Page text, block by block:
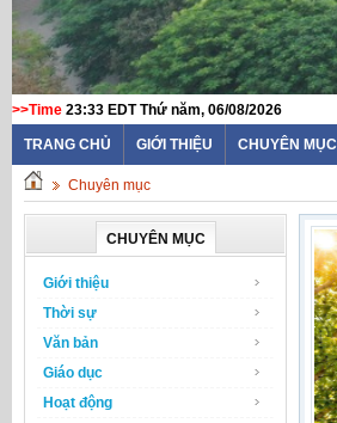
>>Time 23:33 EDT Thứ năm, 06/08/2026
TRANG CHỦ
GIỚI THIỆU CHUYÊN MỤC
Chuyên mục
CHUYÊN MỤC
Giới thiệu
Thời sự
Văn bản
Giáo dục
Hoạt động